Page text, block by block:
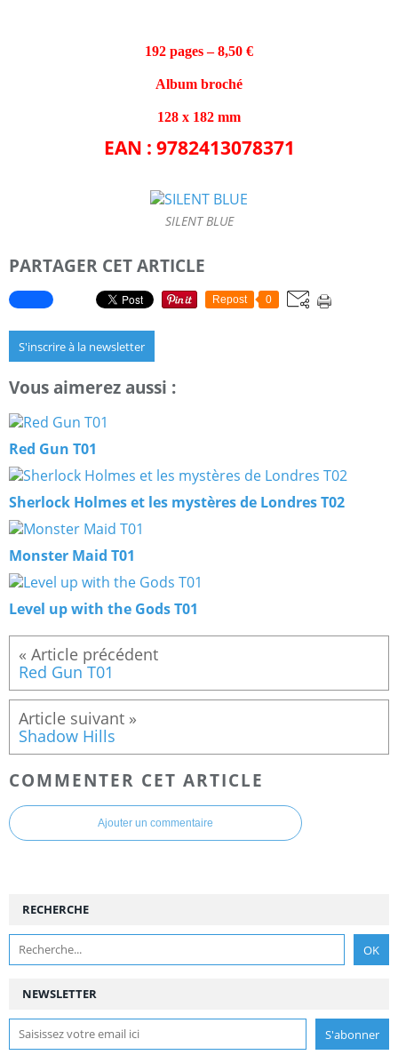
192 pages – 8,50 €
Album broché
128 x 182 mm
EAN : 9782413078371
SILENT BLUE
PARTAGER CET ARTICLE
Repost 0
S'inscrire à la newsletter
Vous aimerez aussi :
Red Gun T01
Sherlock Holmes et les mystères de Londres T02
Monster Maid T01
Level up with the Gods T01
Red Gun T01
Shadow Hills
COMMENTER CET ARTICLE
Ajouter un commentaire
NEWSLETTER
RECHERCHE